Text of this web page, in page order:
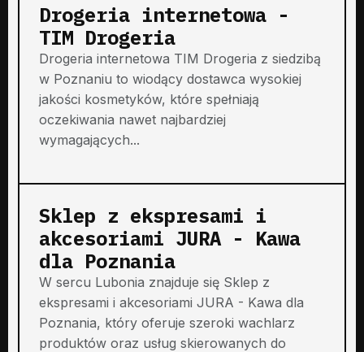
Drogeria internetowa -
TIM Drogeria
Drogeria internetowa TIM Drogeria z siedzibą
w Poznaniu to wiodący dostawca wysokiej
jakości kosmetyków, które spełniają
oczekiwania nawet najbardziej
wymagających...
Sklep z ekspresami i
akcesoriami JURA - Kawa
dla Poznania
W sercu Lubonia znajduje się Sklep z
ekspresami i akcesoriami JURA - Kawa dla
Poznania, który oferuje szeroki wachlarz
produktów oraz usług skierowanych do